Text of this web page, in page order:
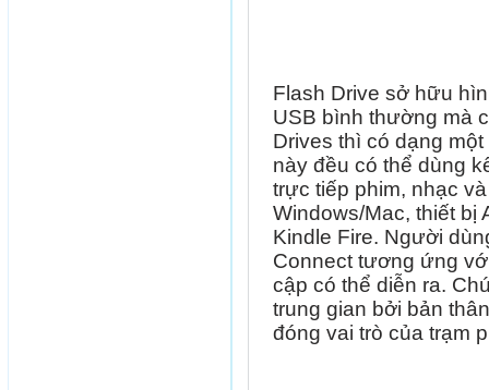
Flash Drive sở hữu
USB bình thường mà
Drives thì có dạng
này đều có thể dùng
trực tiếp phim, nhạc
Windows/Mac, thiết bị
Kindle Fire. Người
Connect tương ứng
cập có thể diễn ra.
trung gian bởi bản
đóng vai trò của trạm